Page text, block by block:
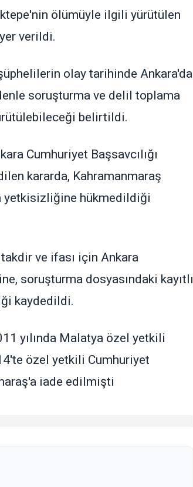
ölümüyle ilgili yürütülen
verildi.
olay tarihinde Ankara'da
soruşturma ve delil toplama
belirtildi.
Cumhuriyet Başsavcılığı
kararda, Kahramanmaraş
yetkisizliğine hükmedildiği
ve ifası için Ankara
soruşturma dosyasındaki kayıtlı
kaydedildi.
yılında Malatya özel yetkili
özel yetkili Cumhuriyet
iade edilmişti